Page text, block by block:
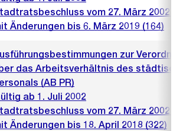
vom 27. März 2002
Änderungen bis 6. März 2019 (164)
zur
das Arbeitsverhältnis des
(AB PR)
ab 1. Juli 2002
vom 27. März 2002
Änderungen bis 18. April 2018 (322)